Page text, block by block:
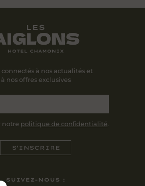
SUIVEZ-NOUS :
connectés à nos actualités et
à nos offres exclusives
notre politique de conﬁdentialité.